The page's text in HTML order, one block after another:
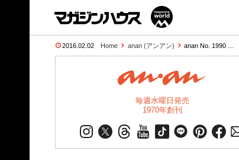
2016.02.02 Home anan (アンアン) anan No. 1990 …
毎週水曜日発売
1970年創刊